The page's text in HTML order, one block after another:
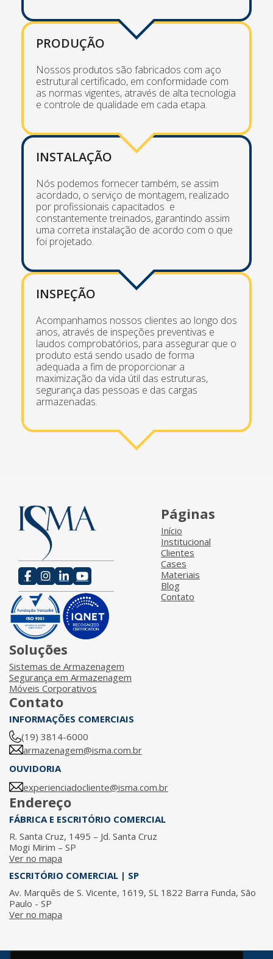
PRODUÇÃO
Nossos produtos são fabricados com aço
estrutural certificado, em conformidade com
as normas vigentes, através de alta tecnologia
e controle de qualidade em cada etapa.
INSTALAÇÃO
Nós podemos fornecer também, se assim
acordado, o serviço de montagem, realizado
por profissionais capacitados e
constantemente treinados, garantindo assim
uma correta instalação de acordo com o que
foi projetado.
INSPEÇÃO
Acompanhamos nossos clientes ao longo dos
anos, através de inspeções preventivas e
laudos comprobatórios, para assegurar que o
produto está sendo usado de forma
adequada a fim de proporcionar a
maximização da vida útil das estruturas,
segurança das pessoas e das cargas
armazenadas.
Páginas
Início
Institucional
Clientes
Cases
Materiais
Blog
Contato
Soluções
Sistemas de Armazenagem
Segurança em Armazenagem
Móveis Corporativos
Contato
INFORMAÇÕES COMERCIAIS
(19) 3814-6000
armazenagem@isma.com.br
OUVIDORIA
experienciadocliente@isma.com.br
Endereço
FÁBRICA E ESCRITÓRIO COMERCIAL
R. Santa Cruz, 1495 – Jd. Santa Cruz
Mogi Mirim – SP
Ver no mapa
ESCRITÓRIO COMERCIAL | SP
Av. Marquês de S. Vicente, 1619, SL 1822 Barra Funda, São
Paulo - SP
Ver no mapa